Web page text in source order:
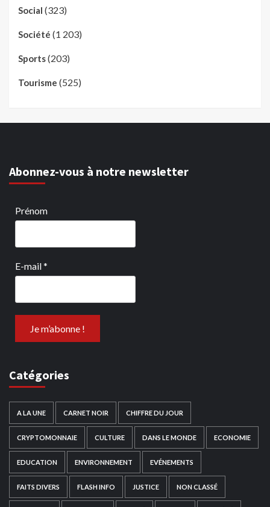
Social (323)
Société (1 203)
Sports(203)
Tourisme (525)
Abonnez-vous à notre newsletter
Prénom
E-mail*
Catégories
A LA UNE CARNET NOIR CHIFFRE DU JOUR
CRYPTOMONNAIE CULTURE DANS LE MONDE ECONOMIE
EDUCATION ENVIRONNEMENT EVÉNEMENTS
FAITS DIVERS FLASH INFO JUSTICE NON CLASSÉ